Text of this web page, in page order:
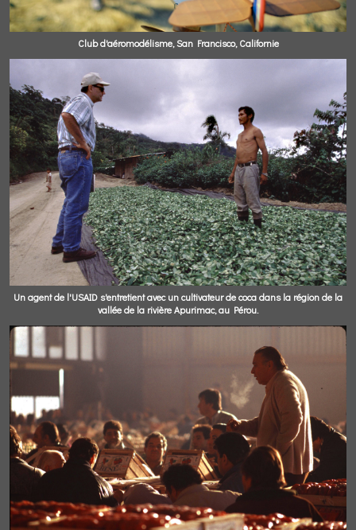
Club d'aéromodélisme, San Francisco, Californie
Un agent de l'USAID s'entretient avec un cultivateur de coca dans la région de la
vallée de la rivière Apurimac, au Pérou.